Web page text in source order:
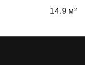
14.9 м²